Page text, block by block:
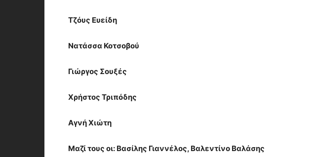
Τζόυς Ευείδη
Νατάσσα Κοτσοβού
Γιώργος Σουξές
Χρήστος Τριπόδης
Αγνή Χιώτη
Μαζί τους οι: Βασίλης Γιαννέλος, Βαλεντίνο Βαλάσης